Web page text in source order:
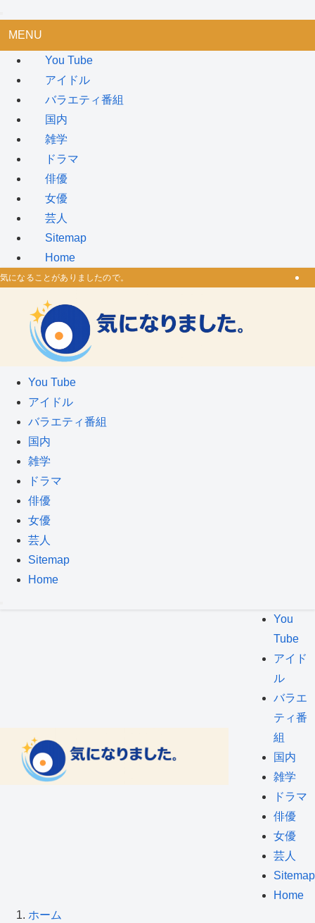
MENU
You Tube
アイドル
バラエティ番組
国内
雑学
ドラマ
俳優
女優
芸人
Sitemap
Home
気になることがありましたので。
You Tube
アイドル
バラエティ番組
国内
雑学
ドラマ
俳優
女優
芸人
Sitemap
Home
You
Tube
アイド
ル
バラエ
ティ番
組
国内
雑学
ドラマ
俳優
女優
芸人
Sitemap
Home
ホーム